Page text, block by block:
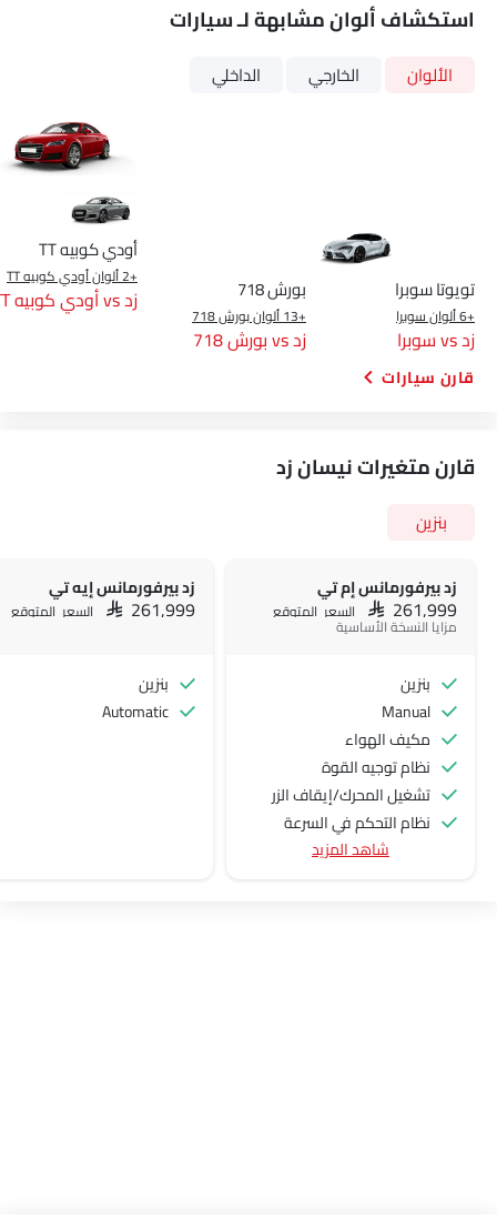
استكشاف ألوان مشابهة لـ سيارات
الألوان الخارجي الداخلي
تويوتا سوبرا
+6 ألوان سوبرا
زد vs سوبرا
بورش 718
+13 ألوان بورش 718
زد vs بورش 718
أودي كوبيه TT
+2 ألوان أودي كوبيه TT
زد vs أودي كوبيه TT
قارن سيارات
قارن متغيرات نيسان زد
بنزين
زد بيرفورمانس إم تي
SAR 261,999 السعر المتوقع
مزايا النسخة الأساسية
بنزين
Manual
مكيف الهواء
نظام توجيه القوة
تشغيل المحرك/إيقاف الزر
نظام التحكم في السرعة
عجلة قيادة متعددة الوظائف
شاهد المزيد
زد بيرفورمانس إيه تي
SAR 261,999 السعر المتوقع
بنزين
Automatic